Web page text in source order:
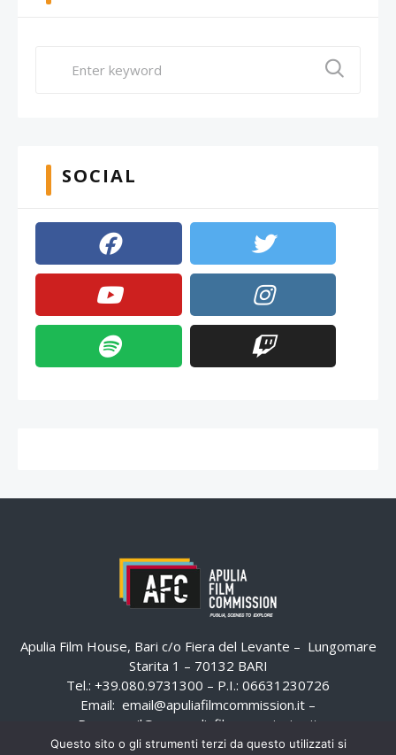
SOCIAL
Apulia Film House, Bari c/o Fiera del Levante – Lungomare
Starita 1 – 70132 BARI
Tel.: +39.080.9731300 – P.I.: 06631230726
Email: email@apuliafilmcommission.it –
Pec:
email@pec.apuliafilmcommission.it
Questo sito o gli strumenti terzi da questo utilizzati si